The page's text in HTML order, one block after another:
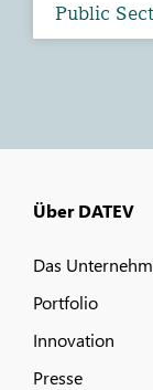
Public
Über DATEV
Das
Portfolio
Innovation
Presse